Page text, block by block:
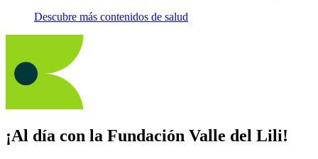
Descubre más contenidos de salud
¡Al día con la Fundación Valle del Lili!